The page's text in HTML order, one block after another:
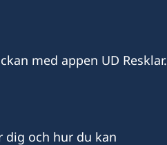
med appen UD Resklar.
dig och hur du kan